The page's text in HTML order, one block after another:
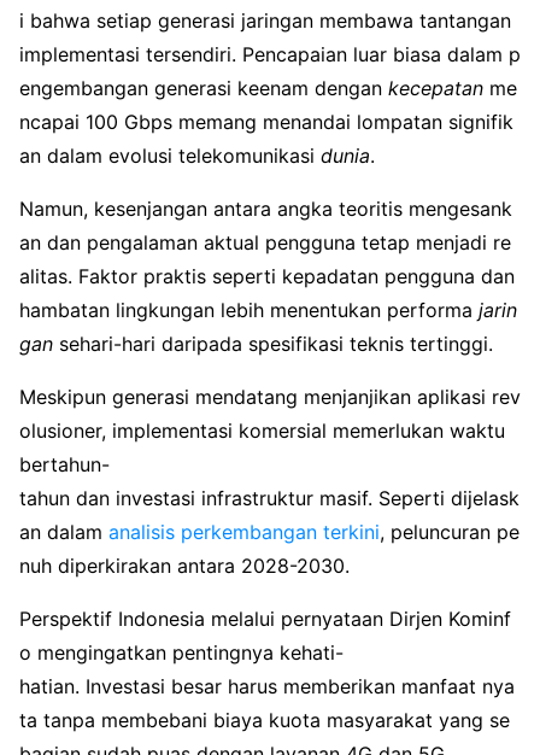
i bahwa setiap generasi jaringan membawa tantangan
implementasi tersendiri. Pencapaian luar biasa dalam p
engembangan generasi keenam dengan kecepatan me
ncapai 100 Gbps memang menandai lompatan signifik
an dalam evolusi telekomunikasi dunia.
Namun, kesenjangan antara angka teoritis mengesank
an dan pengalaman aktual pengguna tetap menjadi re
alitas. Faktor praktis seperti kepadatan pengguna dan
hambatan lingkungan lebih menentukan performa jarin
gan sehari-hari daripada spesifikasi teknis tertinggi.
Meskipun generasi mendatang menjanjikan aplikasi rev
olusioner, implementasi komersial memerlukan waktu
bertahun-
tahun dan investasi infrastruktur masif. Seperti dijelask
an dalam analisis perkembangan terkini, peluncuran pe
nuh diperkirakan antara 2028-2030.
Perspektif Indonesia melalui pernyataan Dirjen Kominf
o mengingatkan pentingnya kehati-
hatian. Investasi besar harus memberikan manfaat nya
ta tanpa membebani biaya kuota masyarakat yang se